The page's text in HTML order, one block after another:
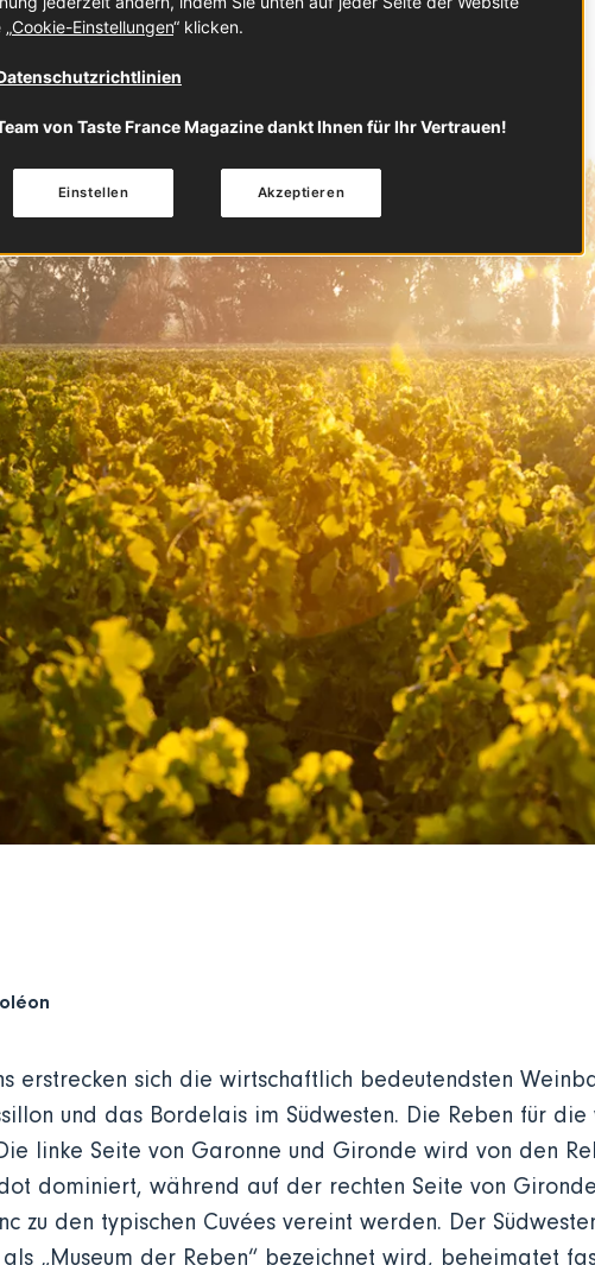
erstrecken sich die wirtschaftlich bedeutendsten
und das Bordelais im Südwesten. Die Reben für
linke Seite von Garonne und Gironde wird von den
dominiert, während auf der rechten Seite von
zu den typischen Cuvées vereint werden. Der
„Museum der Reben“ bezeichnet wird, beheimatet
Cookie-Einstellungen“ klicken.
von Taste France Magazine dankt Ihnen für Ihr Vertrauen!
Akzeptieren
Einstellen